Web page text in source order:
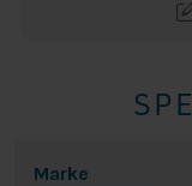
Marke